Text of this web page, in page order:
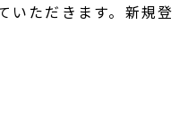
いただきます。新規登